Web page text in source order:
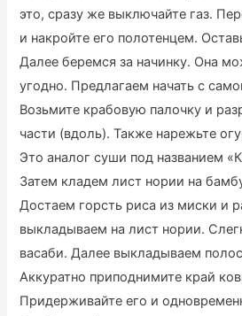
это, сразу же выключайте газ.
и накройте его полотенцем.
Далее беремся за начинку. Она
угодно. Предлагаем начать с
Возьмите крабовую палочку и
части (вдоль). Также нарежьте
Это аналог суши под названием
Затем кладем лист нории на
Достаем горсть риса из миски и
выкладываем на лист нории.
васаби. Далее выкладываем
Аккуратно приподнимите край
Придерживайте его и